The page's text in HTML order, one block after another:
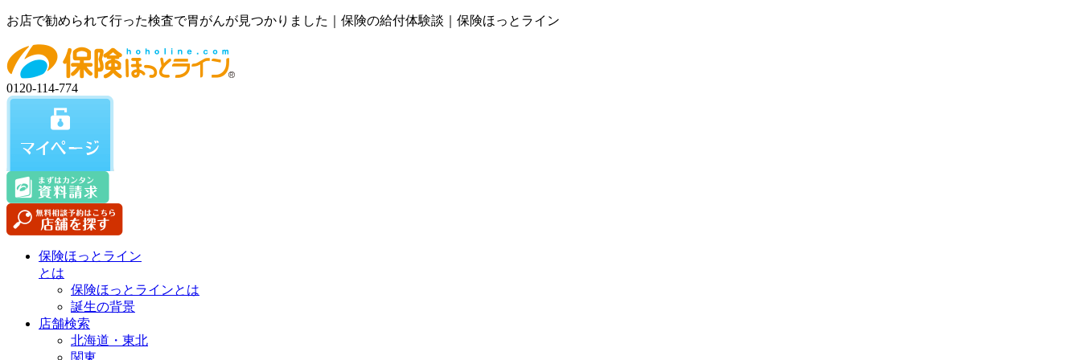
お店で勧められて行った検査で胃がんが見つかりました｜保険の給付体験談｜保険ほっとライン
0120-114-774
保険ほっとライン
とは
保険ほっとラインとは
誕生の背景
店舗検索
北海道・東北
関東